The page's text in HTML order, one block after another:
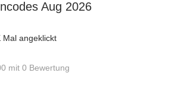
Aug 2026
Mal angeklickt
mit 0 Bewertung